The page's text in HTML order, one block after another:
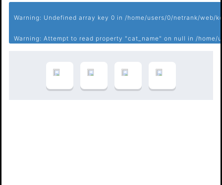
Warning: Undefined array key 0 in /home/users/0/netrank/web/
Warning: Attempt to read property "cat_name" on null in /home/